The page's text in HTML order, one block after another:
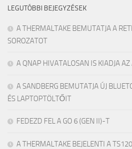
LEGUTÓBBI BEJEGYZÉSEK
A THERMALTAKE BEMUTATJA A
SOROZATOT
A QNAP HIVATALOSAN IS KIADJA
A SANDBERG BEMUTATJA ÚJ
ÉS LAPTOPTÖLTŐIT
FEDEZD FEL A GO 6 (GEN II)-T
A THERMALTAKE BEJELENTI A